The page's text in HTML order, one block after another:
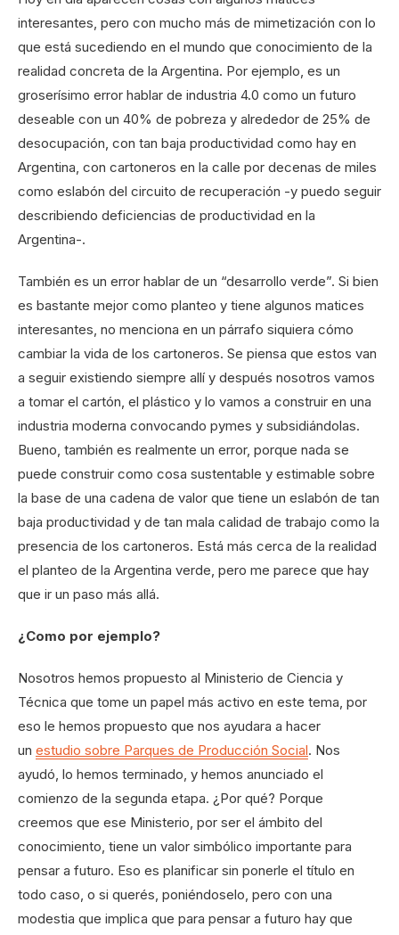
interesantes, pero con mucho más de mimetización con lo
que está sucediendo en el mundo que conocimiento de la
realidad concreta de la Argentina. Por ejemplo, es un
groserísimo error hablar de industria 4.0 como un futuro
deseable con un 40% de pobreza y alrededor de 25% de
desocupación, con tan baja productividad como hay en
Argentina, con cartoneros en la calle por decenas de miles
como eslabón del circuito de recuperación -y puedo seguir
describiendo deficiencias de productividad en la
Argentina-.
También es un error hablar de un “desarrollo verde”. Si bien
es bastante mejor como planteo y tiene algunos matices
interesantes, no menciona en un párrafo siquiera cómo
cambiar la vida de los cartoneros. Se piensa que estos van
a seguir existiendo siempre allí y después nosotros vamos
a tomar el cartón, el plástico y lo vamos a construir en una
industria moderna convocando pymes y subsidiándolas.
Bueno, también es realmente un error, porque nada se
puede construir como cosa sustentable y estimable sobre
la base de una cadena de valor que tiene un eslabón de tan
baja productividad y de tan mala calidad de trabajo como la
presencia de los cartoneros. Está más cerca de la realidad
el planteo de la Argentina verde, pero me parece que hay
que ir un paso más allá.
¿Como por ejemplo?
Nosotros hemos propuesto al Ministerio de Ciencia y
Técnica que tome un papel más activo en este tema, por
eso le hemos propuesto que nos ayudara a hacer
un estudio sobre Parques de Producción Social. Nos
ayudó, lo hemos terminado, y hemos anunciado el
comienzo de la segunda etapa. ¿Por qué? Porque
creemos que ese Ministerio, por ser el ámbito del
conocimiento, tiene un valor simbólico importante para
pensar a futuro. Eso es planificar sin ponerle el título en
todo caso, o si querés, poniéndoselo, pero con una
modestia que implica que para pensar a futuro hay que